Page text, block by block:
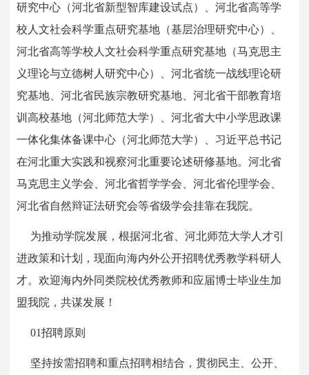
研究中心（河北省新型智库建设试点）、河北省高等学
校人文社会科学重点研究基地（基层治理研究中心）、
河北省高等学校人文社会科学重点研究基地（马克思主
义理论与立德树人研究中心）、河北省统一战线理论研
究基地、河北省民族宗教研究基地、河北省干部教育培
训高校基地（河北师范大学）、河北省大中小学思政课
一体化集体备课中心（河北师范大学）、习近平总书记
在河北重大实践和视察河北重要论述研修基地。河北省
马克思主义学会、河北省哲学学会、河北省伦理学会、
河北省自然辩证法研究会等省级学会挂靠在我院。
为推动学院发展，根据河北省、河北师范大学人才引
进政策和计划，现面向海内外公开招聘优秀教学科研人
才。欢迎海内外同类院校优秀教师和应届博士毕业生加
盟我院，共谋发展！
01招聘原则
坚持按需招聘和重点招聘相结合，贯彻民主、公开、